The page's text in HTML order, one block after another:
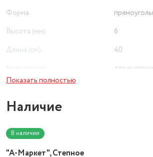
Форма
Высота (мм)
6
Длина (см)
40
для
Цвет товара
Показать полностью
Наличие
"А-Маркет", Степное
В наличии